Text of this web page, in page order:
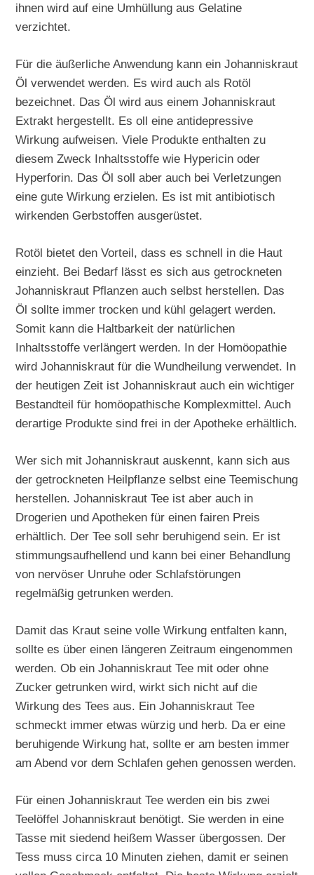
ihnen wird auf eine Umhüllung aus Gelatine
verzichtet.
Für die äußerliche Anwendung kann ein Johanniskraut
Öl verwendet werden. Es wird auch als Rotöl
bezeichnet. Das Öl wird aus einem Johanniskraut
Extrakt hergestellt. Es oll eine antidepressive
Wirkung aufweisen. Viele Produkte enthalten zu
diesem Zweck Inhaltsstoffe wie Hypericin oder
Hyperforin. Das Öl soll aber auch bei Verletzungen
eine gute Wirkung erzielen. Es ist mit antibiotisch
wirkenden Gerbstoffen ausgerüstet.
Rotöl bietet den Vorteil, dass es schnell in die Haut
einzieht. Bei Bedarf lässt es sich aus getrockneten
Johanniskraut Pflanzen auch selbst herstellen. Das
Öl sollte immer trocken und kühl gelagert werden.
Somit kann die Haltbarkeit der natürlichen
Inhaltsstoffe verlängert werden. In der Homöopathie
wird Johanniskraut für die Wundheilung verwendet. In
der heutigen Zeit ist Johanniskraut auch ein wichtiger
Bestandteil für homöopathische Komplexmittel. Auch
derartige Produkte sind frei in der Apotheke erhältlich.
Wer sich mit Johanniskraut auskennt, kann sich aus
der getrockneten Heilpflanze selbst eine Teemischung
herstellen. Johanniskraut Tee ist aber auch in
Drogerien und Apotheken für einen fairen Preis
erhältlich. Der Tee soll sehr beruhigend sein. Er ist
stimmungsaufhellend und kann bei einer Behandlung
von nervöser Unruhe oder Schlafstörungen
regelmäßig getrunken werden.
Damit das Kraut seine volle Wirkung entfalten kann,
sollte es über einen längeren Zeitraum eingenommen
werden. Ob ein Johanniskraut Tee mit oder ohne
Zucker getrunken wird, wirkt sich nicht auf die
Wirkung des Tees aus. Ein Johanniskraut Tee
schmeckt immer etwas würzig und herb. Da er eine
beruhigende Wirkung hat, sollte er am besten immer
am Abend vor dem Schlafen gehen genossen werden.
Für einen Johanniskraut Tee werden ein bis zwei
Teelöffel Johanniskraut benötigt. Sie werden in eine
Tasse mit siedend heißem Wasser übergossen. Der
Tess muss circa 10 Minuten ziehen, damit er seinen